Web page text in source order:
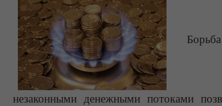
незаконными денежными потоками